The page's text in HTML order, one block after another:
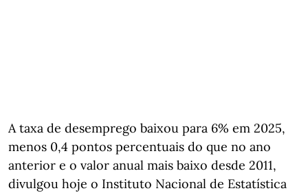
A taxa de desemprego baixou para 6% em 2025,
menos 0,4 pontos percentuais do que no ano
anterior e o valor anual mais baixo desde 2011,
divulgou hoje o Instituto Nacional de Estatística